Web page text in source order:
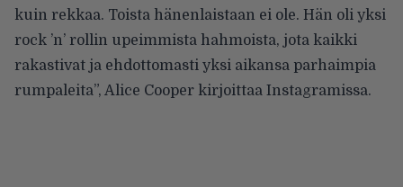
kuin rekkaa. Toista hänenlaistaan ei ole. Hän oli yksi
rock ’n’ rollin upeimmista hahmoista, jota kaikki
rakastivat ja ehdottomasti yksi aikansa parhaimpia
rumpaleita”, Alice Cooper kirjoittaa Instagramissa.